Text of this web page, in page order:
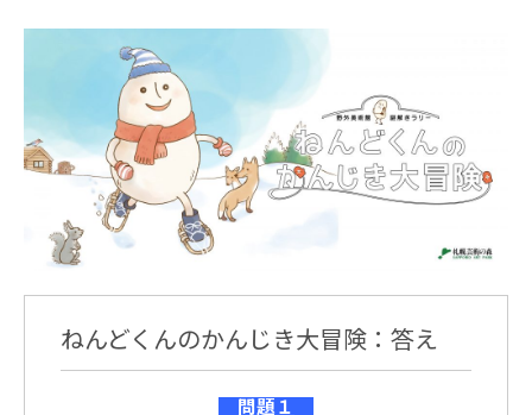
ねんどくんのかんじき大冒険：答え
問題１